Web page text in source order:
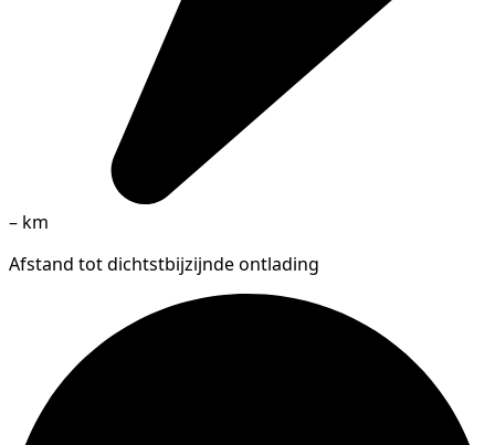
– km
Afstand tot dichtstbijzijnde ontlading